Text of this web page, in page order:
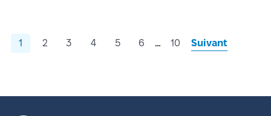
1 2 3 4 5 6 … 10 Suivant